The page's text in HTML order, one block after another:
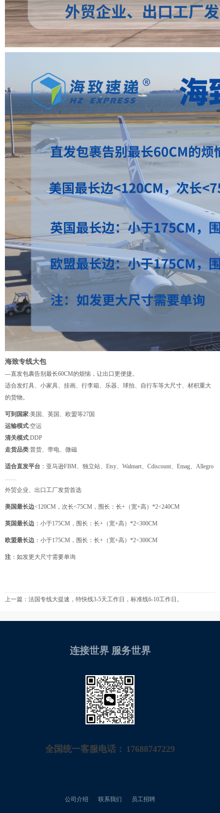
海致专线大包
---直发包裹告别最长60CM的烦恼，让出口更便捷。
适合发灯具、小家具、挂画、行李箱、乐器、球拍、自行车等大尺寸、材积重大
的货物。
可到国家:美国、英国、欧盟等27国
运输模式:空运
清关模式:DDP
走货品类:普货、带电、微磁
适合直发平台 ：亚马逊FBM、独立站、Etsy、Walmart、Cdiscount、Emag、Allegro
外贸企业、出口工厂发货首选
美国最长边<120CM，次长<75CM，围长：长+（宽+高）*2<240CM
英国最长边 ：小于175CM，围长：长+（宽+高）*2<300CM
欧盟最长边 ：小于175CM，围长：长+（宽+高）*2<300CM
注 ：如发更大尺寸需要单询
上一篇： 法国专线大提速，特快线3-5天工作日，标准线6-10工作日。
连接世界 服务世界
全国统一客服电话： 17688747229
公司介绍 联系我们 员工招聘